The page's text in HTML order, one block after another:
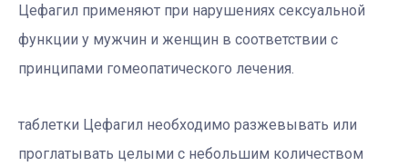
Цефагил применяют при нарушениях сексуальной
функции у мужчин и женщин в соответствии с
принципами гомеопатического лечения.
таблетки Цефагил необходимо разжевывать или
проглатывать целыми с небольшим количеством